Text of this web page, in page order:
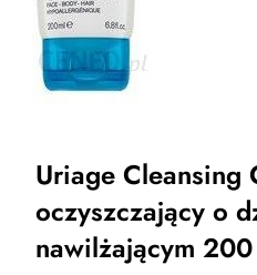
Uriage Cleansing
oczyszczający o
nawilżającym